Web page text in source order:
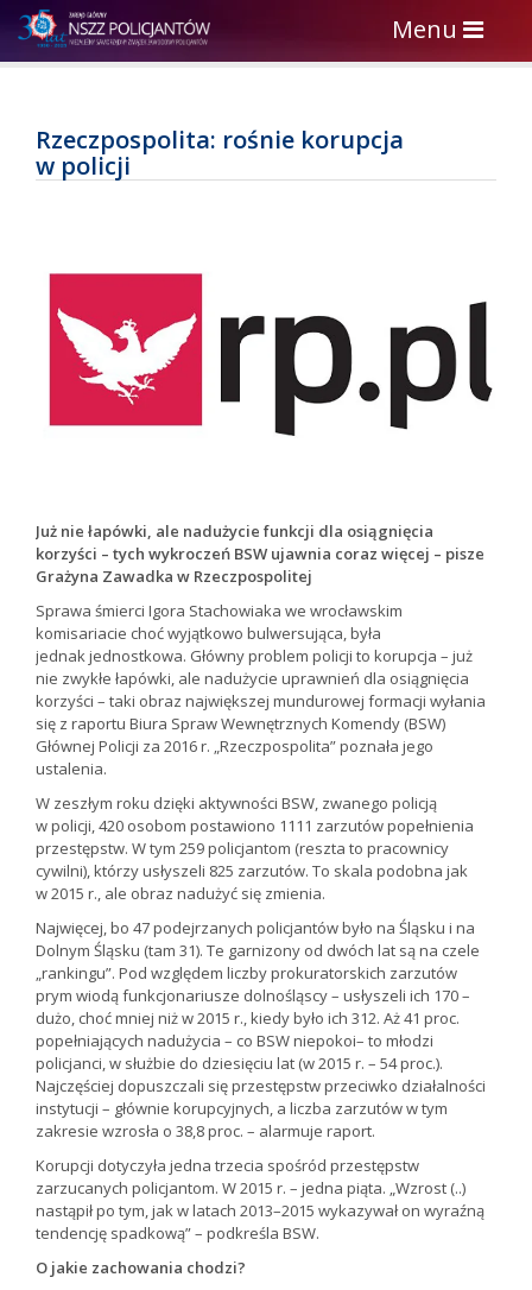
Toggle
navigation
Menu
Rzeczpospolita: rośnie korupcja
w policji
Już nie łapówki, ale nadużycie funkcji dla osiągnięcia
korzyści – tych wykroczeń BSW ujawnia coraz więcej – pisze
Grażyna Zawadka w Rzeczpospolitej
Sprawa śmierci Igora Stachowiaka we wrocławskim
komisariacie choć wyjątkowo bulwersująca, była
jednak jednostkowa. Główny problem policji to korupcja – już
nie zwykłe łapówki, ale nadużycie uprawnień dla osiągnięcia
korzyści – taki obraz największej mundurowej formacji wyłania
się z raportu Biura Spraw Wewnętrznych Komendy (BSW)
Głównej Policji za 2016 r. „Rzeczpospolita” poznała jego
ustalenia.
W zeszłym roku dzięki aktywności BSW, zwanego policją
w policji, 420 osobom postawiono 1111 zarzutów popełnienia
przestępstw. W tym 259 policjantom (reszta to pracownicy
cywilni), którzy usłyszeli 825 zarzutów. To skala podobna jak
w 2015 r., ale obraz nadużyć się zmienia.
Najwięcej, bo 47 podejrzanych policjantów było na Śląsku i na
Dolnym Śląsku (tam 31). Te garnizony od dwóch lat są na czele
„rankingu”. Pod względem liczby prokuratorskich zarzutów
prym wiodą funkcjonariusze dolnośląscy – usłyszeli ich 170 –
dużo, choć mniej niż w 2015 r., kiedy było ich 312. Aż 41 proc.
popełniających nadużycia – co BSW niepokoi– to młodzi
policjanci, w służbie do dziesięciu lat (w 2015 r. – 54 proc.).
Najczęściej dopuszczali się przestępstw przeciwko działalności
instytucji – głównie korupcyjnych, a liczba zarzutów w tym
zakresie wzrosła o 38,8 proc. – alarmuje raport.
Korupcji dotyczyła jedna trzecia spośród przestępstw
zarzucanych policjantom. W 2015 r. – jedna piąta. „Wzrost (..)
nastąpił po tym, jak w latach 2013–2015 wykazywał on wyraźną
tendencję spadkową” – podkreśla BSW.
O jakie zachowania chodzi?